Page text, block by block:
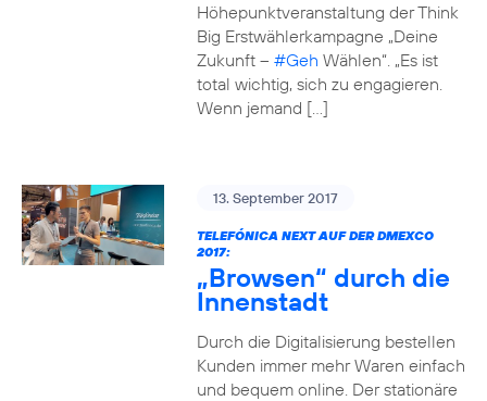
Höhepunktveranstaltung der Think
Big Erstwählerkampagne „Deine
Zukunft – #Geh Wählen“. „Es ist
total wichtig, sich zu engagieren.
Wenn jemand […]
13. September 2017
TELEFÓNICA NEXT AUF DER DMEXCO
2017:
„Browsen“ durch die
Innenstadt
Durch die Digitalisierung bestellen
Kunden immer mehr Waren einfach
und bequem online. Der stationäre